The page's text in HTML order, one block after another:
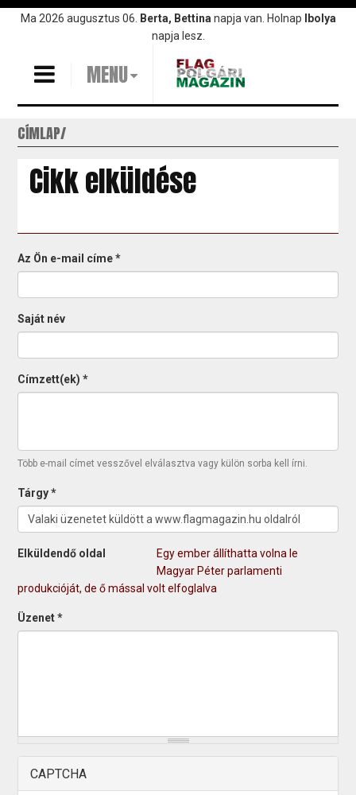
UgrásMa 2026 augusztus 06. Berta, Bettina napja van. Holnap
Ibolya
napja lesz.
MENU
CÍMLAP
Cikk elküldése
Az Ön e-mail címe*
Saját név
Címzett(ek)*
Több e-mail címet vesszővel elválasztva vagy külön sorba kell írni.
Tárgy*
Elküldendő oldal
Egy ember állíthatta volna le
Magyar Péter parlamenti
produkcióját, de ő mással volt elfoglalva
Üzenet*
CAPTCHA